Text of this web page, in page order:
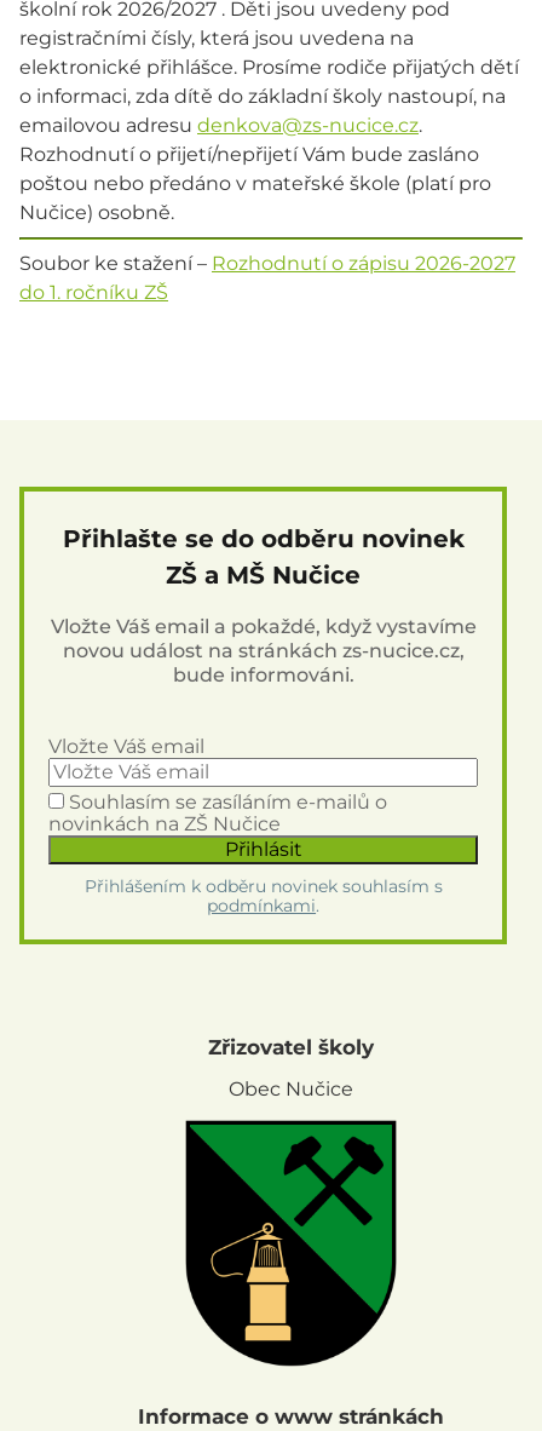
školní rok 2026/2027 . Děti jsou uvedeny pod
registračními čísly, která jsou uvedena na
elektronické přihlášce. Prosíme rodiče přijatých dětí
o informaci, zda dítě do základní školy nastoupí, na
emailovou adresu denkova@zs-nucice.cz.
Rozhodnutí o přijetí/nepřijetí Vám bude zasláno
poštou nebo předáno v mateřské škole (platí pro
Nučice) osobně.
Soubor ke stažení – Rozhodnutí o zápisu 2026-2027
do 1. ročníku ZŠ
Přihlašte se do odběru novinek
ZŠ a MŠ Nučice
Vložte Váš email a pokaždé, když vystavíme
novou událost na stránkách zs-nucice.cz,
bude informováni.
Vložte Váš email
Souhlasím se zasíláním e-mailů o
novinkách na ZŠ Nučice
Přihlášením k odběru novinek souhlasím s
podmínkami.
Zřizovatel školy
Obec Nučice
Informace o www stránkách